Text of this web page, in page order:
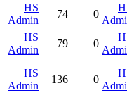
0
74
HS
Admin
0
79
HS
Admin
0
136
HS
Admin